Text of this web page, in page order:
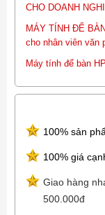
CHO DOANH
MÁY TÍNH ĐỂ
cho nhân viên văn
Máy tính để bàn
100% sản
100% giá
Giao hàng
500.000đ